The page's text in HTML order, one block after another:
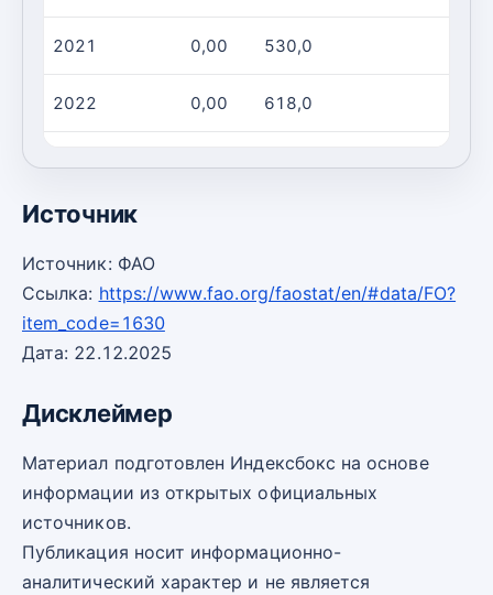
2021 0,00 530,0
2022 0,00 618,0
Источник
Источник: ФАО
Ссылка: https://www.fao.org/faostat/en/#data/FO?
item_code=1630
Дата: 22.12.2025
Дисклеймер
Материал подготовлен Индексбокс на основе
информации из открытых официальных
источников.
Публикация носит информационно-
аналитический характер и не является